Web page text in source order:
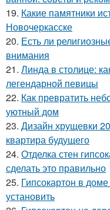
19. Какие памятники
Новочеркасске
20. Есть ли
внимания
21. Линда в столице:
легендарной певицы
22. Как превратить
уютный дом
23. Дизайн хрущевки
квартира будущего
24. Отделка стен
сделать это правильно
25. Гипсокартон в
установить